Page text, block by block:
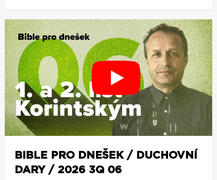
BIBLE PRO DNEŠEK / DUCHOVNÍ
DARY / 2026 3Q 06